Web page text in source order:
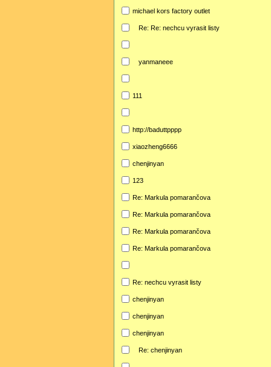
michael kors factory outlet
Re: Re: nechcu vyrasit listy
yanmaneee
111
http://baduttpppp
xiaozheng6666
chenjinyan
123
Re: Markula pomarančova
Re: Markula pomarančova
Re: Markula pomarančova
Re: Markula pomarančova
Re: nechcu vyrasit listy
chenjinyan
chenjinyan
chenjinyan
Re: chenjinyan